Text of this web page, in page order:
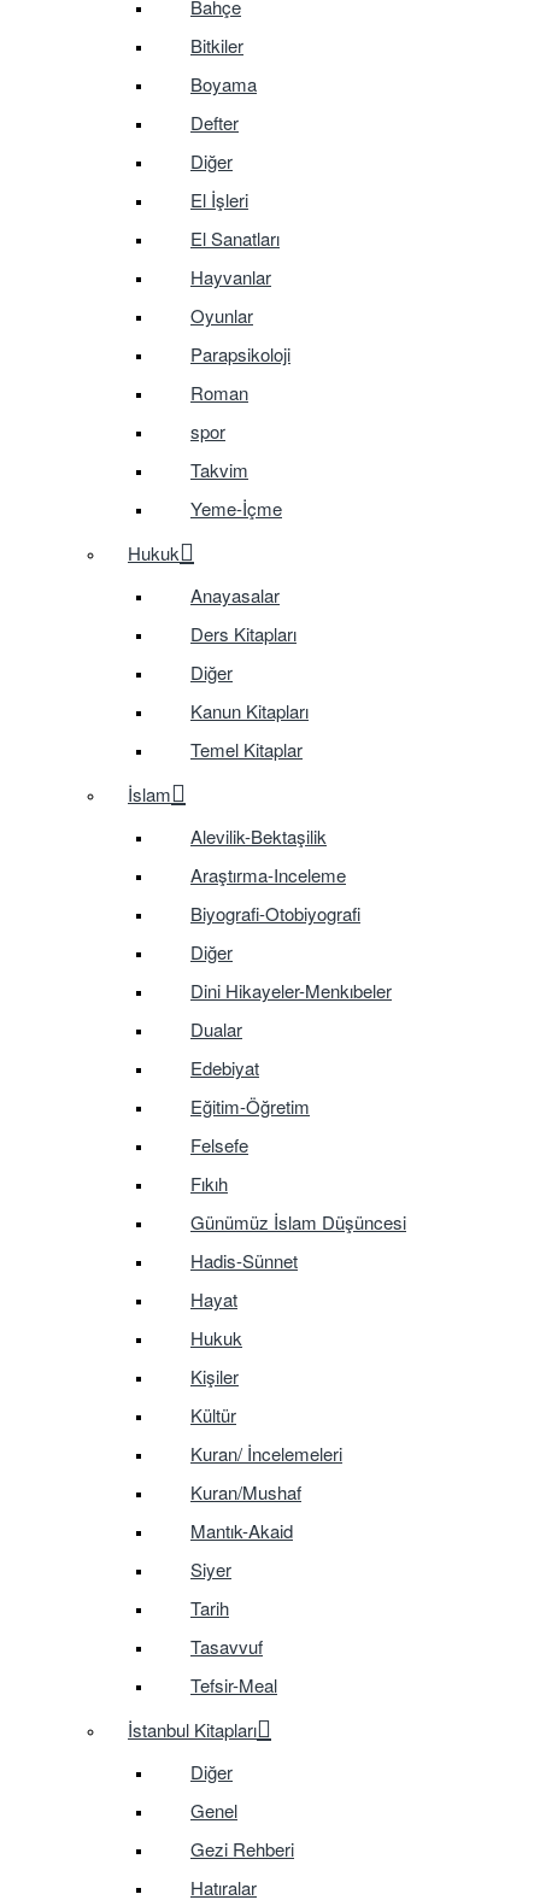
Bahçe
Bitkiler
Boyama
Defter
Diğer
El İşleri
El Sanatları
Hayvanlar
Oyunlar
Parapsikoloji
Roman
spor
Takvim
Yeme-İçme
Hukuk
Anayasalar
Ders Kitapları
Diğer
Kanun Kitapları
Temel Kitaplar
İslam
Alevilik-Bektaşilik
Araştırma-Inceleme
Biyografi-Otobiyografi
Diğer
Dini Hikayeler-Menkıbeler
Dualar
Edebiyat
Eğitim-Öğretim
Felsefe
Fıkıh
Günümüz İslam Düşüncesi
Hadis-Sünnet
Hayat
Hukuk
Kişiler
Kültür
Kuran/ İncelemeleri
Kuran/Mushaf
Mantık-Akaid
Siyer
Tarih
Tasavvuf
Tefsir-Meal
İstanbul Kitapları
Diğer
Genel
Gezi Rehberi
Hatıralar